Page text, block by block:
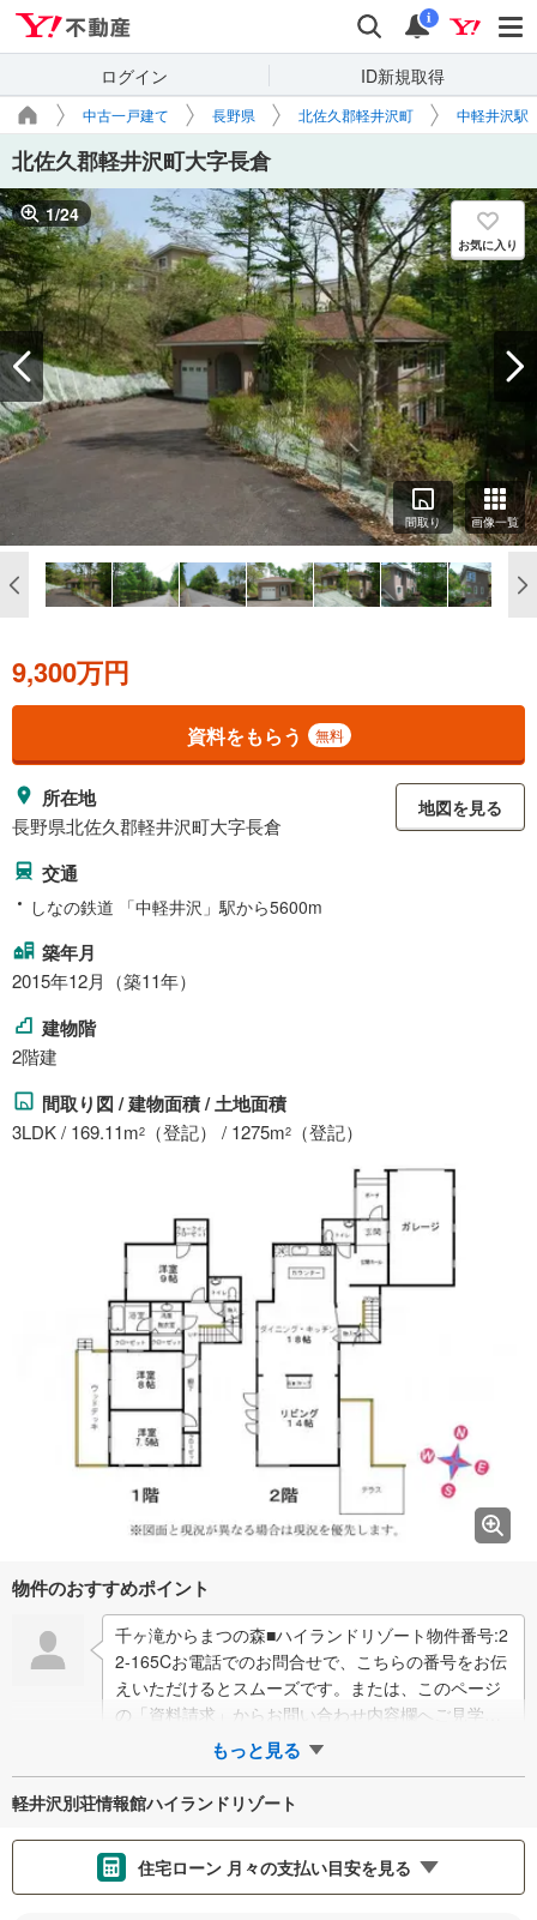
検索 通知
i
ログイン ID新規取得
中古一戸建て 長野県 北佐久郡軽井沢町 中軽井沢駅
北佐久郡軽井沢町大字長倉
1/24
お気に入り
間取り 画像一覧
9,300万円
資料をもらう 無料
所在地
長野県北佐久郡軽井沢町大字長倉
地図を見る
交通
しなの鉄道 「中軽井沢」駅から5600m
築年月
2015年12月（築11年）
建物階
2階建
間取り図 / 建物面積 / 土地面積
3LDK / 169.11m2 （登記） / 1275m2 （登記）
物件のおすすめポイント
千ヶ滝からまつの森■ハイランドリゾート物件番号:2
2-165Cお電話でのお問合せで、こちらの番号をお伝
えいただけるとスムーズです。または、このページ
の「資料請求」からお問い合わせ内容欄へご見学日
などご用件をご入力ください。南西向・…
もっと見る
軽井沢別荘情報館ハイランドリゾート
住宅ローン 月々の支払い目安を見る